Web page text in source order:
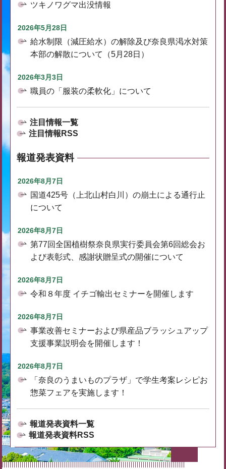
ツキノワグマ出没情報
2026年5月28日
給水制限（減圧給水）の解除及び奈良県渇水対策
本部の解散について（5月28日）
2026年3月3日
職員の「服装の柔軟化」について
注目情報一覧
注目情報RSS
報道発表資料
2026年8月7日
国道425号（上北山村白川）の崩土による通行止
について
2026年8月7日
第77回全国植樹祭奈良県実行委員会第6回総会お
よび表彰式、感謝状贈呈式の開催について
2026年8月7日
令和８年度 イチゴ輸出セミナーを開催します
2026年8月7日
事業改善セミナーおよび県産品ブラッシュアップ
支援事業説明会を開催します！
2026年8月7日
「奈良のうまいものプラザ」で学生考案レシピお
惣菜フェアを実施します！
報道発表資料一覧
報道発表資料RSS